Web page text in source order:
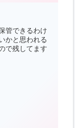
管できるわけ
かと思われる
で残してます